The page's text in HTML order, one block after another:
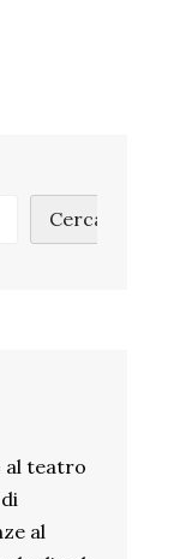
Cerca
al teatro
al